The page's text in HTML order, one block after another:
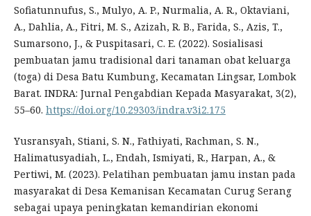
Sofiatunnufus, S., Mulyo, A. P., Nurmalia, A. R., Oktaviani,
A., Dahlia, A., Fitri, M. S., Azizah, R. B., Farida, S., Azis, T.,
Sumarsono, J., & Puspitasari, C. E. (2022). Sosialisasi
pembuatan jamu tradisional dari tanaman obat keluarga
(toga) di Desa Batu Kumbung, Kecamatan Lingsar, Lombok
Barat. INDRA: Jurnal Pengabdian Kepada Masyarakat, 3(2),
55–60. https://doi.org/10.29303/indra.v3i2.175
Yusransyah, Stiani, S. N., Fathiyati, Rachman, S. N.,
Halimatusyadiah, L., Endah, Ismiyati, R., Harpan, A., &
Pertiwi, M. (2023). Pelatihan pembuatan jamu instan pada
masyarakat di Desa Kemanisan Kecamatan Curug Serang
sebagai upaya peningkatan kemandirian ekonomi